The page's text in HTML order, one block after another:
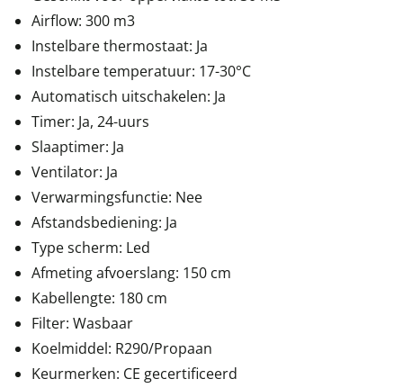
Airflow: 300 m3
Instelbare thermostaat: Ja
Instelbare temperatuur: 17-30°C
Automatisch uitschakelen: Ja
Timer: Ja, 24-uurs
Slaaptimer: Ja
Ventilator: Ja
Verwarmingsfunctie: Nee
Afstandsbediening: Ja
Type scherm: Led
Afmeting afvoerslang: 150 cm
Kabellengte: 180 cm
Filter: Wasbaar
Koelmiddel: R290/Propaan
Keurmerken: CE gecertificeerd